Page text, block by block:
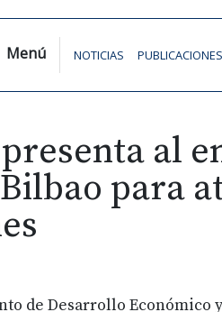
Menú NOTICIAS PUBLICACIONES
al
para
de Desarrollo Económico